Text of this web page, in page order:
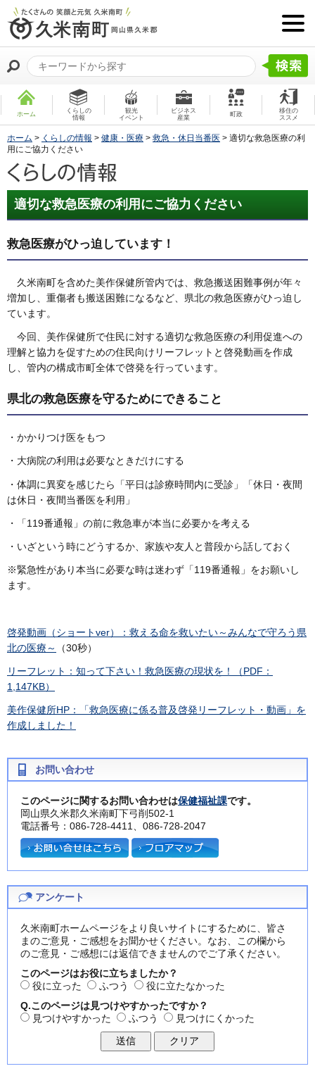
ホーム
くらしの
情報
観光
イベント
ビジネス
産業
町政
移住の
ススメ
ホーム > くらしの情報 > 健康・医療 > 救急・休日当番医 > 適切な救急医療の利
用にご協力ください
適切な救急医療の利用にご協力ください
救急医療がひっ迫しています！
久米南町を含めた美作保健所管内では、救急搬送困難事例が年々
増加し、重傷者も搬送困難になるなど、県北の救急医療がひっ迫し
ています。
今回、美作保健所で住民に対する適切な救急医療の利用促進への
理解と協力を促すための住民向けリーフレットと啓発動画を作成
し、管内の構成市町全体で啓発を行っています。
県北の救急医療を守るためにできること
・かかりつけ医をもつ
・大病院の利用は必要なときだけにする
・体調に異変を感じたら「平日は診療時間内に受診」「休日・夜間
は休日・夜間当番医を利用」
・「119番通報」の前に救急車が本当に必要かを考える
・いざという時にどうするか、家族や友人と普段から話しておく
※緊急性があり本当に必要な時は迷わず「119番通報」をお願いし
ます。
啓発動画（ショートver）：救える命を救いたい～みんなで守ろう県
北の医療～
（30秒）
リーフレット：知って下さい！救急医療の現状を！（PDF：
1,147KB）
美作保健所HP：「救急医療に係る普及啓発リーフレット・動画」を
作成しました！
お問い合わせ
このページに関するお問い合わせは保健福祉課です。
岡山県久米郡久米南町下弓削502-1
電話番号：086-728-4411、086-728-2047
アンケート
久米南町ホームページをより良いサイトにするために、皆さ
まのご意見・ご感想をお聞かせください。なお、この欄から
のご意見・ご感想には返信できませんのでご了承ください。
このページはお役に立ちましたか？
役に立った
ふつう
役に立たなかった
Q.このページは見つけやすかったですか？
見つけやすかった
ふつう 見つけにくかった